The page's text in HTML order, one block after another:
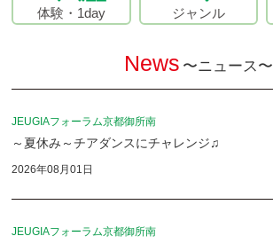
体験・1day ジャンル
News 〜ニュース〜
JEUGIAフォーラム京都御所南
～夏休み～チアダンスにチャレンジ♫
2026年08月01日
JEUGIAフォーラム京都御所南